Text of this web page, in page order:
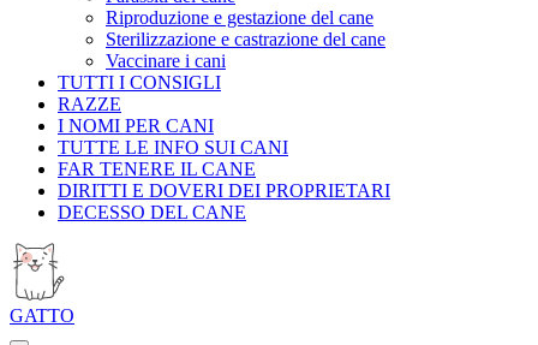
Riproduzione e gestazione del cane
Sterilizzazione e castrazione del cane
Vaccinare i cani
TUTTI I CONSIGLI
RAZZE
I NOMI PER CANI
TUTTE LE INFO SUI CANI
FAR TENERE IL CANE
DIRITTI E DOVERI DEI PROPRIETARI
DECESSO DEL CANE
GATTO